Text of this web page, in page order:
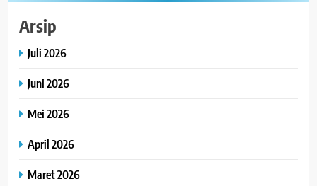
Arsip
Juli 2026
Juni 2026
Mei 2026
April 2026
Maret 2026